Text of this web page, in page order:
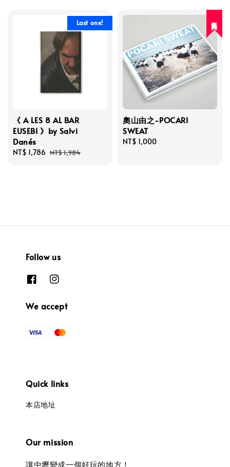
Last one!
《 A LES 8 AL BAR
EUSEBI 》by Salvi
Danés
Sale
NT$ 1,786 Regular
NT$ 1,984
奧山由之-POCARI
SWEAT
Regular
NT$ 1,000
Follow us
We accept
Quick links
本店地址
Our mission
讓中壢變成一個好玩的地方！